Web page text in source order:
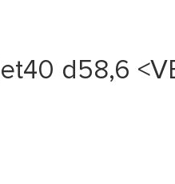
d58,6